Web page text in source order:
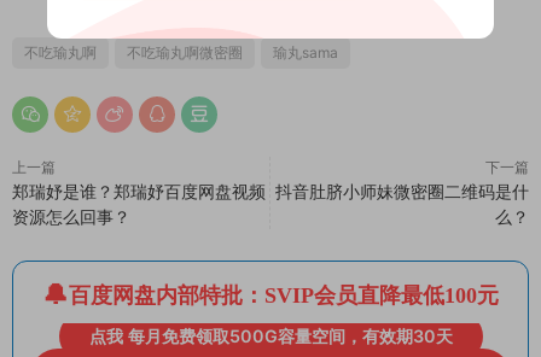
不吃瑜丸啊 不吃瑜丸啊微密圈 瑜丸sama
上一篇
郑瑞妤是谁？郑瑞妤百度网盘视频
资源怎么回事？
下一篇
抖音肚脐小师妹微密圈二维码是什
么？
百度网盘内部特批：SVIP会员直降最低100元
点我 每月免费领取500G容量空间，有效期30天